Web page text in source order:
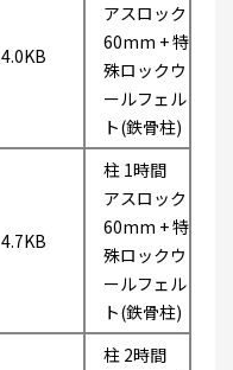
4.0KB
アスロック
60mm + 特
殊ロックウ
ールフェル
ト(鉄骨柱)
4.7KB
柱 1時間
アスロック
60mm + 特
殊ロックウ
ールフェル
ト(鉄骨柱)
柱 2時間